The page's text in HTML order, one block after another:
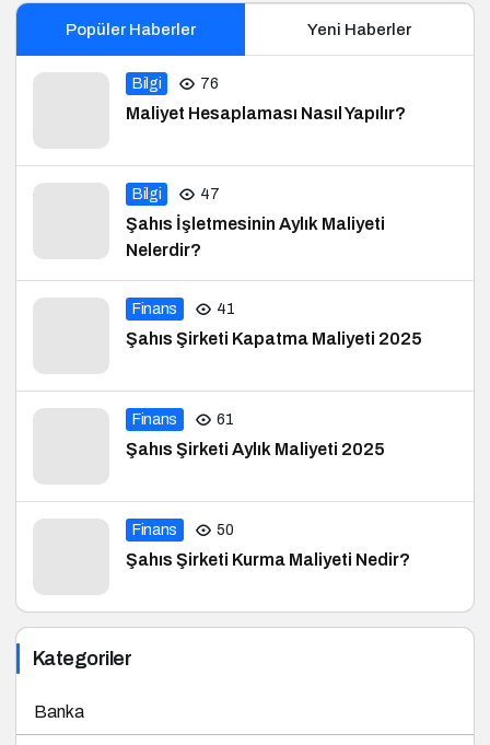
Popüler Haberler Yeni Haberler
Bilgi 76
Maliyet Hesaplaması Nasıl Yapılır?
Bilgi 47
Şahıs İşletmesinin Aylık Maliyeti
Nelerdir?
Finans 41
Şahıs Şirketi Kapatma Maliyeti 2025
Finans 61
Şahıs Şirketi Aylık Maliyeti 2025
Finans 50
Şahıs Şirketi Kurma Maliyeti Nedir?
Kategoriler
Banka